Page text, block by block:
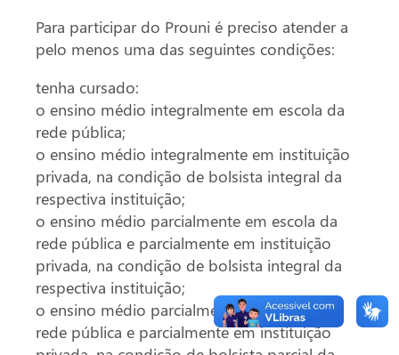
Para participar do Prouni é preciso atender a
pelo menos uma das seguintes condições:
tenha cursado:
o ensino médio integralmente em escola da
rede pública;
o ensino médio integralmente em instituição
privada, na condição de bolsista integral da
respectiva instituição;
o ensino médio parcialmente em escola da
rede pública e parcialmente em instituição
privada, na condição de bolsista integral da
respectiva instituição;
o ensino médio parcialmente em escola da
rede pública e parcialmente em instituição